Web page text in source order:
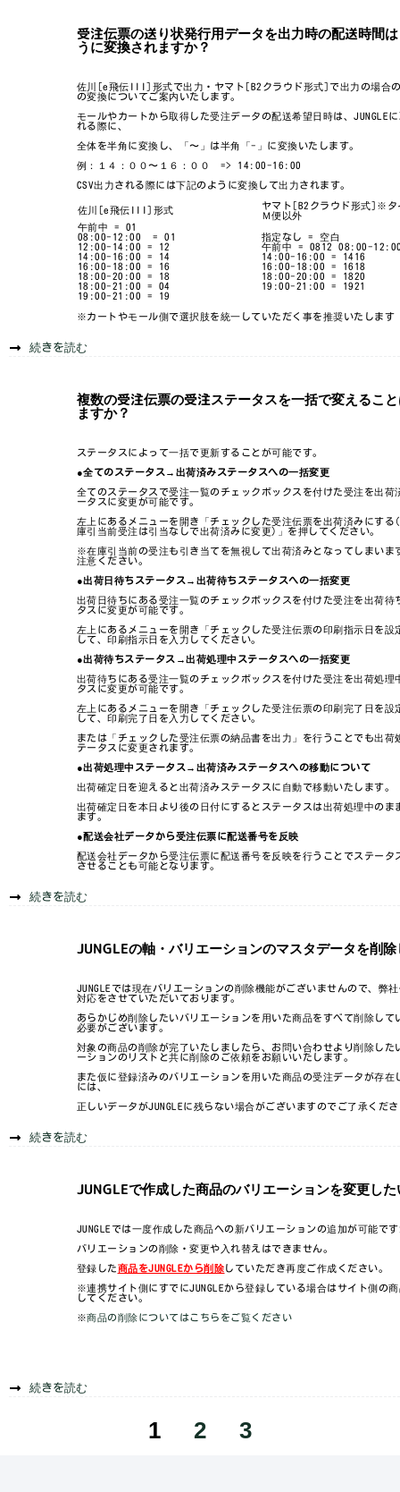
受注伝票の送り状発行用データを出力時の配送時間
うに変換されますか？
佐川[e飛伝III]形式で出力・ヤマト[B2クラウド形式]で出力の場合
の変換についてご案内いたします。
モールやカートから取得した受注データの配送希望日時は、JUNGLE
れる際に、
全体を半角に変換し、「〜」は半角「-」に変換いたします。
例：１４：００〜１６：００ => 14:00-16:00
CSV出力される際には下記のように変換して出力されます。
佐川[e飛伝III]形式
ヤマト[B2クラウド形式]※タ
Ｍ便以外
午前中 = 01
08:00-12:00 = 01
12:00-14:00 = 12
14:00-16:00 = 14
16:00-18:00 = 16
18:00-20:00 = 18
18:00-21:00 = 04
19:00-21:00 = 19
指定なし = 空白
午前中 = 0812 08:00-
14:00-16:00 = 1416
16:00-18:00 = 1618
18:00-20:00 = 1820
19:00-21:00 = 1921
※カートやモール側で選択肢を統一していただく事を推奨いたします
続きを読む
複数の受注伝票の受注ステータスを一括で変えるこ
ますか？
ステータスによって一括で更新することが可能です。
●全てのステータス→出荷済みステータスへの一括変更
全てのステータスで受注一覧のチェックボックスを付けた受注を出荷
ータスに変更が可能です。
左上にあるメニューを開き「チェックした受注伝票を出荷済みにする
庫引当前受注は引当なしで出荷済みに変更)」を押してください。
※在庫引当前の受注も引き当てを無視して出荷済みとなってしまいま
注意ください。
●出荷日待ちステータス→出荷待ちステータスへの一括変更
出荷日待ちにある受注一覧のチェックボックスを付けた受注を出荷待
タスに変更が可能です。
左上にあるメニューを開き「チェックした受注伝票の印刷指示日を設
して、印刷指示日を入力してください。
●出荷待ちステータス→出荷処理中ステータスへの一括変更
出荷待ちにある受注一覧のチェックボックスを付けた受注を出荷処理
タスに変更が可能です。
左上にあるメニューを開き「チェックした受注伝票の印刷完了日を設
して、印刷完了日を入力してください。
または「チェックした受注伝票の納品書を出力」を行うことでも出荷
テータスに変更されます。
●出荷処理中ステータス→出荷済みステータスへの移動について
出荷確定日を迎えると出荷済みステータスに自動で移動いたします。
出荷確定日を本日より後の日付にするとステータスは出荷処理中のま
ます。
●配送会社データから受注伝票に配送番号を反映
配送会社データから受注伝票に配送番号を反映を行うことでステータ
させることも可能となります。
続きを読む
JUNGLEの軸・バリエーションのマスタデータを削
JUNGLEでは現在バリエーションの削除機能がございませんので、弊
対応をさせていただいております。
あらかじめ削除したいバリエーションを用いた商品をすべて削除して
必要がございます。
対象の商品の削除が完了いたしましたら、お問い合わせより削除した
ーションのリストと共に削除のご依頼をお願いいたします。
また仮に登録済みのバリエーションを用いた商品の受注データが存在
には、
正しいデータがJUNGLEに残らない場合がございますのでご了承くだ
続きを読む
JUNGLEで作成した商品のバリエーションを変更した
JUNGLEでは一度作成した商品への新バリエーションの追加が可能で
バリエーションの削除・変更や入れ替えはできません。
登録した商品をJUNGLEから削除していただき再度ご作成ください。
※連携サイト側にすでにJUNGLEから登録している場合はサイト側の
してください。
※商品の削除についてはこちらをご覧ください
続きを読む
1 2 3